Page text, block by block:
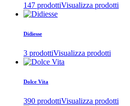
147 prodottiVisualizza prodotti
Didiesse
3 prodottiVisualizza prodotti
Dolce Vita
390 prodottiVisualizza prodotti